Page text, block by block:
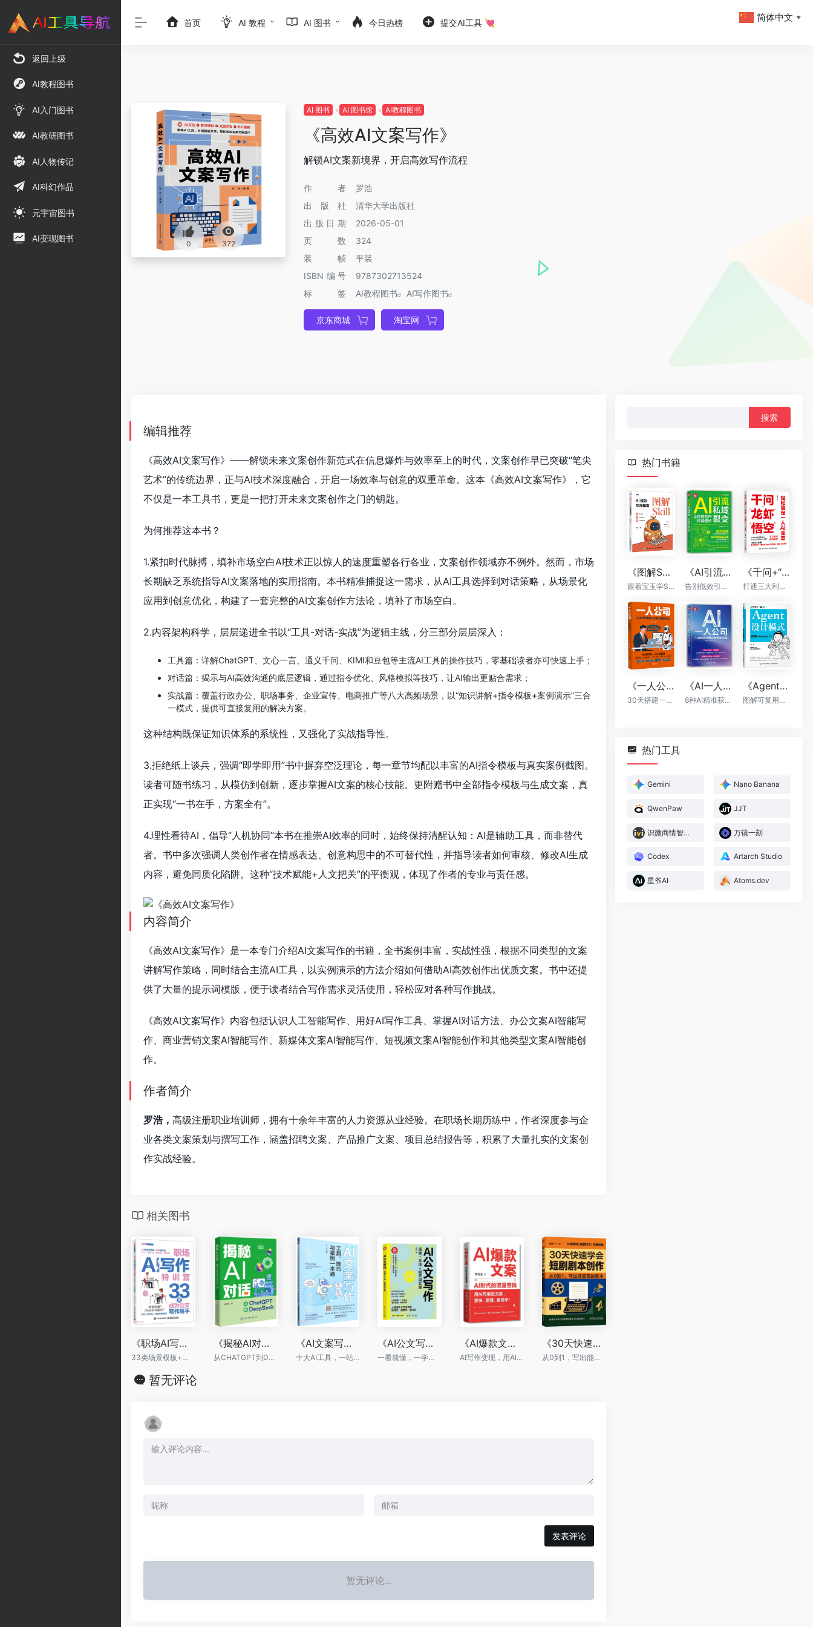
返回上级
AI教程图书
AI入门图书
AI教研图书
AI人物传记
AI科幻作品
元宇宙图书
AI变现图书
首页 AI 教程 AI 图书 今日热榜 提交AI工具 💘
0 372
AI 图书 AI 图书馆 AI教程图书
《高效AI文案写作》
解锁AI文案新境界，开启高效写作流程
作者
罗浩
出版社
清华大学出版社
出版日期
2026-05-01
页数
324
装帧
平装
ISBN编号
9787302713524
标签
AI教程图书 AI写作图书
京东商城 淘宝网
编辑推荐
《高效AI文案写作》——解锁未来文案创作新范式在信息爆炸与效率至上的时代，文案创作早已突破“笔尖
艺术”的传统边界，正与AI技术深度融合，开启一场效率与创意的双重革命。这本《高效AI文案写作》，它
不仅是一本工具书，更是一把打开未来文案创作之门的钥匙。
为何推荐这本书？
1.紧扣时代脉搏，填补市场空白AI技术正以惊人的速度重塑各行各业，文案创作领域亦不例外。然而，市场
长期缺乏系统指导AI文案落地的实用指南。本书精准捕捉这一需求，从AI工具选择到对话策略，从场景化
应用到创意优化，构建了一套完整的AI文案创作方法论，填补了市场空白。
2.内容架构科学，层层递进全书以“工具-对话-实战”为逻辑主线，分三部分层层深入：
工具篇：详解ChatGPT、文心一言、通义千问、KIMI和豆包等主流AI工具的操作技巧，零基础读者亦可快速上手；
对话篇：揭示与AI高效沟通的底层逻辑，通过指令优化、风格模拟等技巧，让AI输出更贴合需求；
实战篇：覆盖行政办公、职场事务、企业宣传、电商推广等八大高频场景，以“知识讲解+指令模板+案例演示”三合
一模式，提供可直接复用的解决方案。
这种结构既保证知识体系的系统性，又强化了实战指导性。
3.拒绝纸上谈兵，强调“即学即用”书中摒弃空泛理论，每一章节均配以丰富的AI指令模板与真实案例截图。
读者可随书练习，从模仿到创新，逐步掌握AI文案的核心技能。更附赠书中全部指令模板与生成文案，真
正实现“一书在手，方案全有”。
4.理性看待AI，倡导“人机协同”本书在推崇AI效率的同时，始终保持清醒认知：AI是辅助工具，而非替代
者。书中多次强调人类创作者在情感表达、创意构思中的不可替代性，并指导读者如何审核、修改AI生成
内容，避免同质化陷阱。这种“技术赋能+人文把关”的平衡观，体现了作者的专业与责任感。
内容简介
《高效AI文案写作》是一本专门介绍AI文案写作的书籍，全书案例丰富，实战性强，根据不同类型的文案
讲解写作策略，同时结合主流AI工具，以实例演示的方法介绍如何借助AI高效创作出优质文案。书中还提
供了大量的提示词模版，便于读者结合写作需求灵活使用，轻松应对各种写作挑战。
《高效AI文案写作》内容包括认识人工智能写作、用好AI写作工具、掌握AI对话方法、办公文案AI智能写
作、商业营销文案AI智能写作、新媒体文案AI智能写作、短视频文案AI智能创作和其他类型文案AI智能创
作。
作者简介
罗浩， 高级注册职业培训师，拥有十余年丰富的人力资源从业经验。在职场长期历练中，作者深度参与企
业各类文案策划与撰写工作，涵盖招聘文案、产品推广文案、项目总结报告等，积累了大量扎实的文案创
作实战经验。
相关图书
《职场AI写作特训营：33天成为公文写作高手》
33类场景模板+提示词，助你“敢交付、能过审、显水平”
《揭秘AI对话》
从CHATGPT到DEEPSEEK
《AI文案写作：工具、技巧与案例一本通》
十大AI工具，一站式掌握文案写作的智能之道
《AI公文写作：场景+方法+提示词实操》
一看就懂，一学就会，大幅提升公文写作完成率、满意率、通过率
《AI爆款文案：AI时代的流量密码》
AI写作变现，用AI让你的文字价值百万
《30天快速学会短剧剧本创作》
从0到1，写出能变现的剧本
暂无评论
发表评论
暂无评论...
热门书籍
《图解Skill：AI提效实战指南》
跟着宝玉学Skill，让你的AI自动出活
《AI引流私域裂变：让你的客户持续增长》
告别低效引流，AI帮你轻松实现裂变
《千问+“龙虾”+“悟空”：轻松搞定一人AI生态》
打通三大利器，千问提示词，OpenClaw自动执行，“悟空”全能落地
《一人公司：AI时代普通人的财富新风口》
30天搭建一人公司框架
《AI一人公司：128种商业模式与盈利实操》
8种AI精准获客方法+全程运营辅助，让你一个人活成一支团队
《Agent设计模式》
图解可复用智能体架构
热门工具
Gemini Nano Banana
QwenPaw JJT
识微商情智能体 万镜一刻
Codex Artarch Studio
星爷AI Atoms.dev
简体中文 ▼